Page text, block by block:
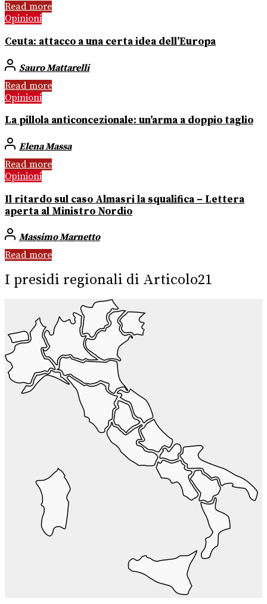
Read more
Opinioni
Ceuta: attacco a una certa idea dell’Europa
Sauro Mattarelli
Read more
Opinioni
La pillola anticoncezionale: un’arma a doppio taglio
Elena Massa
Read more
Opinioni
Il ritardo sul caso Almasri la squalifica – Lettera
aperta al Ministro Nordio
Massimo Marnetto
Read more
I presidi regionali di Articolo21